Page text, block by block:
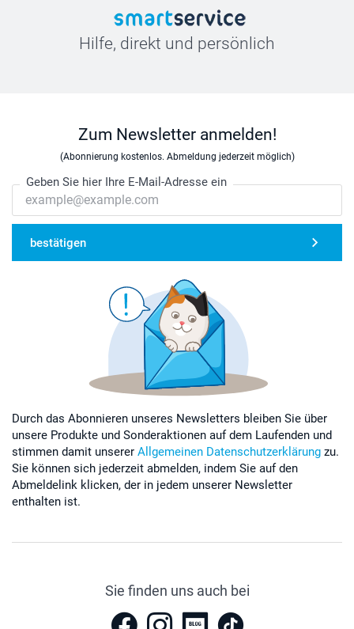
Hilfe, direkt und persönlich
Zum Newsletter anmelden!
(Abonnierung kostenlos. Abmeldung jederzeit möglich)
Geben Sie hier Ihre E-Mail-Adresse ein
bestätigen
Durch das Abonnieren unseres Newsletters bleiben Sie über
unsere Produkte und Sonderaktionen auf dem Laufenden und
stimmen damit unserer Allgemeinen Datenschutzerklärung zu.
Sie können sich jederzeit abmelden, indem Sie auf den
Abmeldelink klicken, der in jedem unserer Newsletter
enthalten ist.
Sie finden uns auch bei